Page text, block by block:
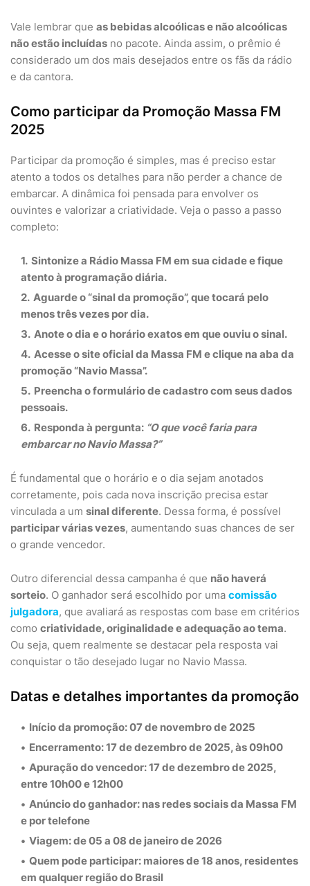
Vale lembrar que as bebidas alcoólicas e não alcoólicas
não estão incluídas no pacote. Ainda assim, o prêmio é
considerado um dos mais desejados entre os fãs da rádio
e da cantora.
Como participar da Promoção Massa FM
2025
Participar da promoção é simples, mas é preciso estar
atento a todos os detalhes para não perder a chance de
embarcar. A dinâmica foi pensada para envolver os
ouvintes e valorizar a criatividade. Veja o passo a passo
completo:
Sintonize a Rádio Massa FM em sua cidade e fique
atento à programação diária.
Aguarde o “sinal da promoção”, que tocará pelo
menos três vezes por dia.
Anote o dia e o horário exatosem que ouviu o sinal.
Acesse osite oficial da Massa FM e clique na aba da
promoção “Navio Massa”.
Preencha o formulário de cadastrocom seus dados
pessoais.
Responda à pergunta: “O que você faria para
embarcar no Navio Massa?”
É fundamental que o horário e o dia sejam anotados
corretamente, pois cada nova inscrição precisa estar
vinculada a um sinal diferente. Dessa forma, é possível
participar várias vezes, aumentando suas chances de ser
o grande vencedor.
Outro diferencial dessa campanha é que não haverá
sorteio. O ganhador será escolhido por uma comissão
julgadora, que avaliará as respostas com base em critérios
como criatividade, originalidade e adequação ao tema.
Ou seja, quem realmente se destacar pela resposta vai
conquistar o tão desejado lugar no Navio Massa.
Datas e detalhes importantes da promoção
Início da promoção:07 de novembro de 2025
Encerramento:17 de dezembro de 2025, às 09h00
Apuração do vencedor:17 de dezembro de 2025,
entre 10h00 e 12h00
Anúncio do ganhador: nas redes sociais da Massa FM
e portelefone
Viagem:de 05 a 08 de janeiro de 2026
Quem pode participar: maiores de 18 anos, residentes
em qualquer região do Brasil